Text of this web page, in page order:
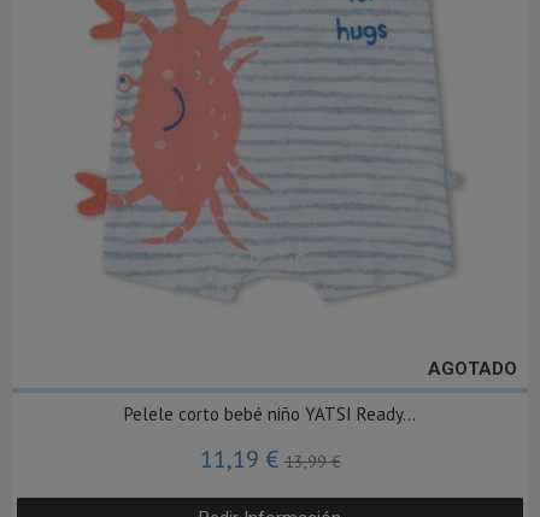
AGOTADO
Pelele corto bebé niño YATSI Ready...
11,19 €13,99 €